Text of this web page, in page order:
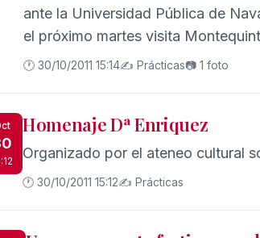
ante la Universidad Pública de
el próximo martes visita
🕐 30/10/2011 15:14✍️ Prácticas📷 1 foto
Homenaje Dª Enriquez
Organizado por el ateneo cultural
🕐 30/10/2011 15:12✍️ Prácticas